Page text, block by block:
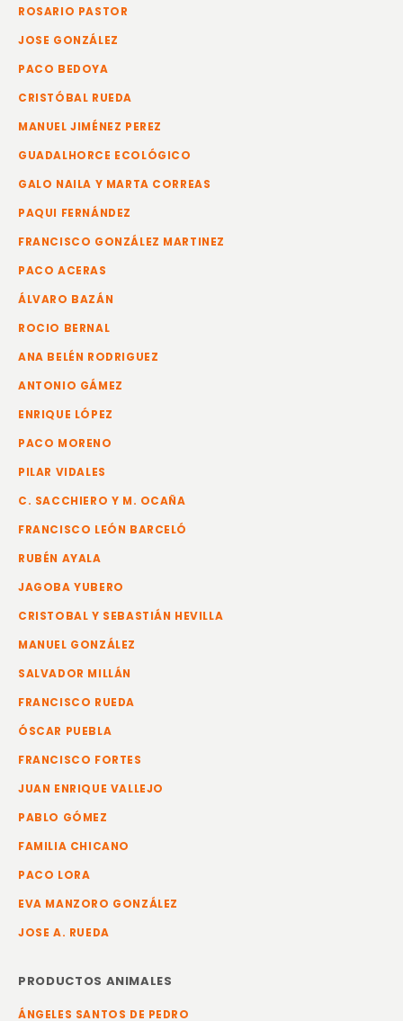
ROSARIO PASTOR
JOSE GONZÁLEZ
PACO BEDOYA
CRISTÓBAL RUEDA
MANUEL JIMÉNEZ PEREZ
GUADALHORCE ECOLÓGICO
GALO NAILA Y MARTA CORREAS
PAQUI FERNÁNDEZ
FRANCISCO GONZÁLEZ MARTINEZ
PACO ACERAS
ÁLVARO BAZÁN
ROCIO BERNAL
ANA BELÉN RODRIGUEZ
ANTONIO GÁMEZ
ENRIQUE LÓPEZ
PACO MORENO
PILAR VIDALES
C. SACCHIERO Y M. OCAÑA
FRANCISCO LEÓN BARCELÓ
RUBÉN AYALA
JAGOBA YUBERO
CRISTOBAL Y SEBASTIÁN HEVILLA
MANUEL GONZÁLEZ
SALVADOR MILLÁN
FRANCISCO RUEDA
ÓSCAR PUEBLA
FRANCISCO FORTES
JUAN ENRIQUE VALLEJO
PABLO GÓMEZ
FAMILIA CHICANO
PACO LORA
EVA MANZORO GONZÁLEZ
JOSE A. RUEDA
PRODUCTOS ANIMALES
ÁNGELES SANTOS DE PEDRO